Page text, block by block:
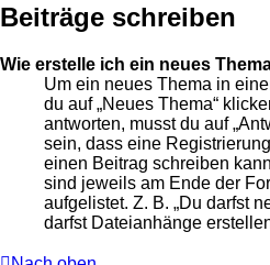
Beiträge schreiben
Wie erstelle ich ein neues
Um ein neues Thema in
du auf „Neues Thema“
antworten, musst du auf
sein, dass eine
einen Beitrag schreiben
sind jeweils am Ende der
aufgelistet. Z. B. „Du darfst
darfst Dateianhänge